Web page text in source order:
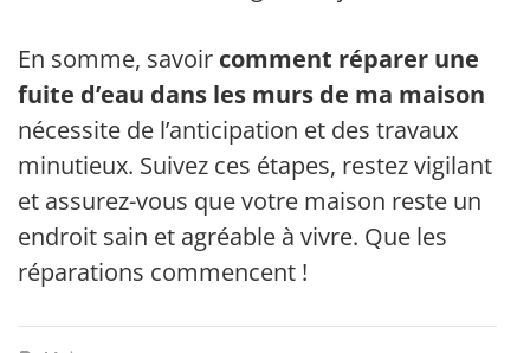
En somme, savoir comment réparer une
fuite d’eau dans les murs de ma maison
nécessite de l’anticipation et des travaux
minutieux. Suivez ces étapes, restez vigilant
et assurez-vous que votre maison reste un
endroit sain et agréable à vivre. Que les
réparations commencent !